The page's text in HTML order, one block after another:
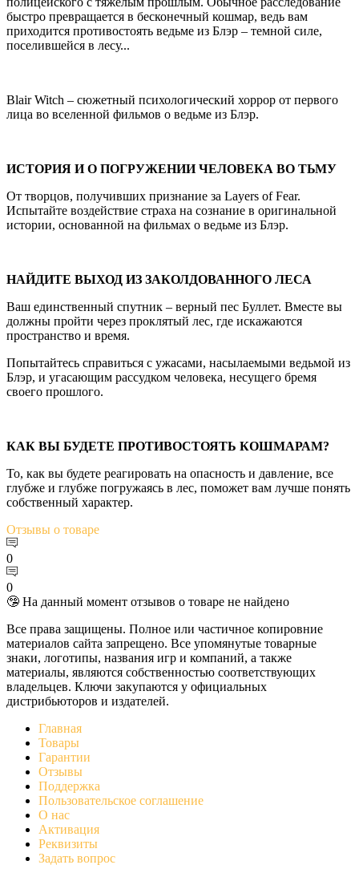
быстро превращается в бесконечный кошмар, ведь вам
приходится противостоять ведьме из Блэр – темной силе,
поселившейся в лесу...
Blair Witch – сюжетный психологический хоррор от первого
лица во вселенной фильмов о ведьме из Блэр.
ИСТОРИЯ И О ПОГРУЖЕНИИ ЧЕЛОВЕКА ВО ТЬМУ
От творцов, получивших признание за Layers of Fear.
Испытайте воздействие страха на сознание в оригинальной
истории, основанной на фильмах о ведьме из Блэр.
НАЙДИТЕ ВЫХОД ИЗ ЗАКОЛДОВАННОГО ЛЕСА
Ваш единственный спутник – верный пес Буллет. Вместе вы
должны пройти через проклятый лес, где искажаются
пространство и время.
Попытайтесь справиться с ужасами, насылаемыми ведьмой из
Блэр, и угасающим рассудком человека, несущего бремя
своего прошлого.
КАК ВЫ БУДЕТЕ ПРОТИВОСТОЯТЬ КОШМАРАМ?
То, как вы будете реагировать на опасность и давление, все
глубже и глубже погружаясь в лес, поможет вам лучше понять
собственный характер.
Отзывы о товаре
0
0
🤥 На данный момент отзывов о товаре не найдено
Все права защищены. Полное или частичное копировние
материалов сайта запрещено. Все упомянутые товарные
знаки, логотипы, названия игр и компаний, а также
материалы, являются собственностью соответствующих
владельцев. Ключи закупаются у официальных
дистрибьюторов и издателей.
Главная
Товары
Гарантии
Отзывы
Поддержка
Пользовательское соглашение
О нас
Активация
Реквизиты
Задать вопрос